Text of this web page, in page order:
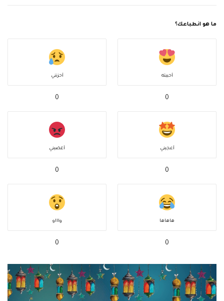
ما هو انطباعك؟
أحببته
0
أحزنني
0
أعجبني
0
أغضبني
0
هاهاها
0
واااو
0